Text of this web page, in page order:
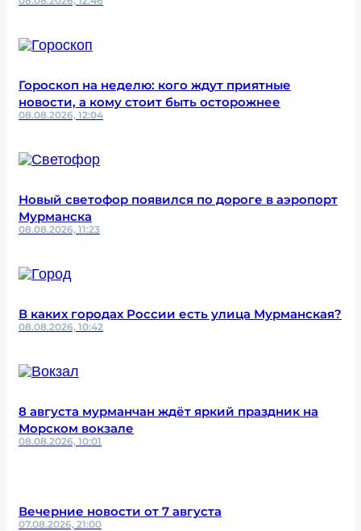
Гороскоп на неделю: кого ждут приятные
новости, а кому стоит быть осторожнее
08.08.2026, 12:04
Новый светофор появился по дороге в аэропорт
Мурманска
08.08.2026, 11:23
В каких городах России есть улица Мурманская?
08.08.2026, 10:42
8 августа мурманчан ждёт яркий праздник на
Морском вокзале
08.08.2026, 10:01
Вечерние новости от 7 августа
07.08.2026, 21:00